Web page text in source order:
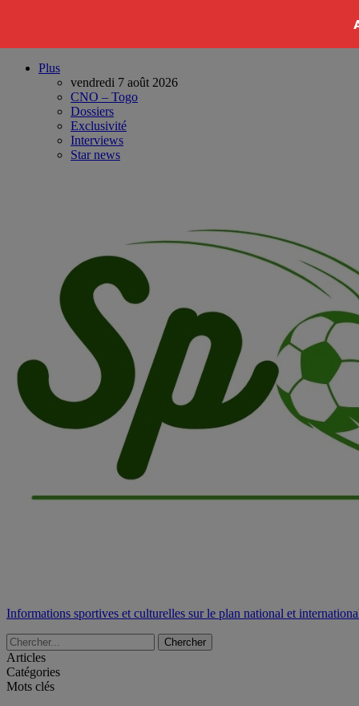
Plus
vendredi 7 août 2026
CNO – Togo
Dossiers
Exclusivité
Interviews
Star news
Informations sportives et culturelles sur le plan national et
Articles
Catégories
Mots clés